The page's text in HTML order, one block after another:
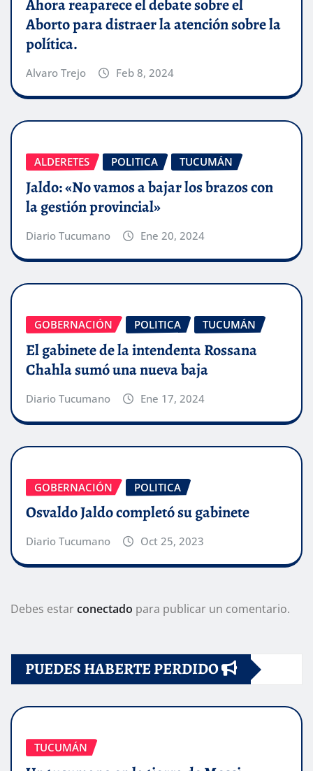
Ahora reaparece el debate sobre el
Aborto para distraer la atención sobre la
política.
Alvaro Trejo Feb 8, 2024
ALDERETES POLITICA TUCUMÁN
Jaldo: «No vamos a bajar los brazos con
la gestión provincial»
Diario Tucumano Ene 20, 2024
GOBERNACIÓN POLITICA TUCUMÁN
El gabinete de la intendenta Rossana
Chahla sumó una nueva baja
Diario Tucumano Ene 17, 2024
GOBERNACIÓN POLITICA
Osvaldo Jaldo completó su gabinete
Diario Tucumano Oct 25, 2023
Debes estarconectado para publicar un comentario.
PUEDES HABERTE PERDIDO
TUCUMÁN